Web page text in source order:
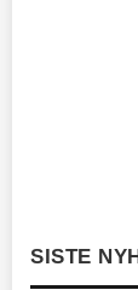
SISTE